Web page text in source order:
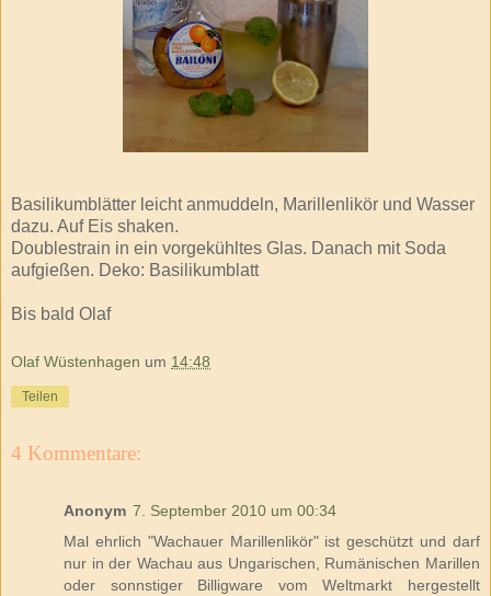
Basilikumblätter leichtanmuddeln, Marillenlikör und Wasser
dazu. Auf Eis shaken.
Doublestrain in ein vorgekühltes Glas. Danach mit Soda
aufgießen. Deko: Basilikumblatt
Bis bald Olaf
Olaf Wüstenhagen um 14:48
Teilen
4 Kommentare:
Anonym 7. September 2010 um 00:34
Mal ehrlich "Wachauer Marillenlikör" ist geschützt und darf
nur in der Wachau aus Ungarischen, Rumänischen Marillen
oder sonnstiger Billigware vom Weltmarkt hergestellt